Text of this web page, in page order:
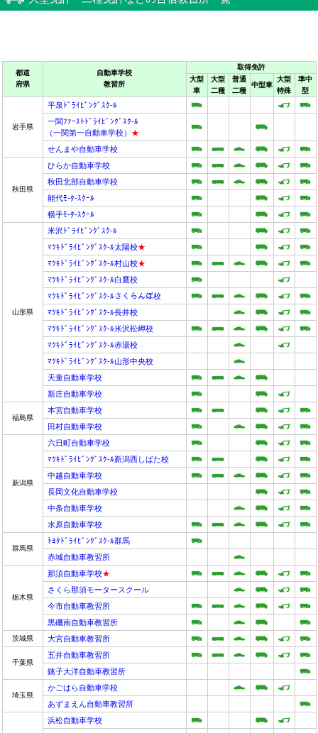
都道
府県
自動車学校
教習所
取得免許
大型
車
大型
二種
普通
二種
中型車
大型
特殊
準中
型
岩手県
平泉ﾄﾞﾗｲﾋﾞﾝｸﾞｽｸ-ﾙ
一関ﾌｧｰｽﾄﾄﾞﾗｲﾋﾞﾝｸﾞｽｸ-ﾙ
（一関第一自動車学校）
★
せんまや自動車学校
秋田県
ひらか自動車学校
秋田北部自動車学校
能代ﾓ-ﾀ-ｽｸｰﾙ
横手ﾓ-ﾀ-ｽｸｰﾙ
山形県
米沢ﾄﾞﾗｲﾋﾞﾝｸﾞｽｸ-ﾙ
ﾏﾂｷﾄﾞﾗｲﾋﾞﾝｸﾞｽｸ-ﾙ太陽校★
ﾏﾂｷﾄﾞﾗｲﾋﾞﾝｸﾞｽｸ-ﾙ村山校★
ﾏﾂｷﾄﾞﾗｲﾋﾞﾝｸﾞｽｸ-ﾙ白鷹校
ﾏﾂｷﾄﾞﾗｲﾋﾞﾝｸﾞｽｸ-ﾙさくらんぼ校
ﾏﾂｷﾄﾞﾗｲﾋﾞﾝｸﾞｽｸ-ﾙ長井校
ﾏﾂｷﾄﾞﾗｲﾋﾞﾝｸﾞｽｸ-ﾙ米沢松岬校
ﾏﾂｷﾄﾞﾗｲﾋﾞﾝｸﾞｽｸ-ﾙ赤湯校
ﾏﾂｷﾄﾞﾗｲﾋﾞﾝｸﾞｽｸ-ﾙ山形中央校
天童自動車学校
新庄自動車学校
福島県
本宮自動車学校
田村自動車学校
新潟県
六日町自動車学校
ﾏﾂｷﾄﾞﾗｲﾋﾞﾝｸﾞｽｸ-ﾙ新潟西しばた校
中越自動車学校
長岡文化自動車学校
中条自動車学校
水原自動車学校
群馬県
ﾄﾖﾀﾄﾞﾗｲﾋﾞﾝｸﾞｽｸ-ﾙ群馬
赤城自動車教習所
栃木県
那須自動車学校★
さくら那須モータースクール
今市自動車教習所
黒磯南自動車教習所
茨城県 大宮自動車教習所
千葉県
五井自動車教習所
銚子大洋自動車教習所
埼玉県
かごはら自動車学校
あずまえん自動車教習所
浜松自動車学校